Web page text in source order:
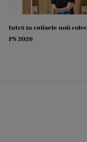
Intră în culisele noii
PS 2026